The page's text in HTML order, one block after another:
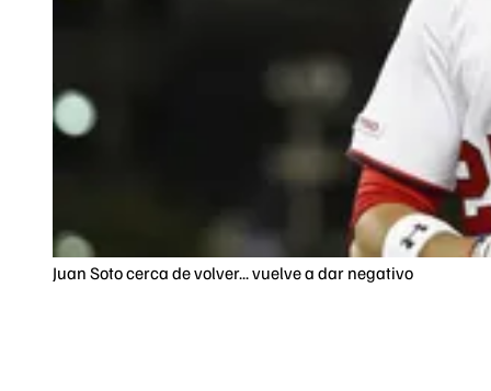
Juan Soto cerca de volver... vuelve a dar negativo